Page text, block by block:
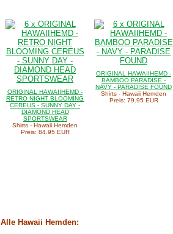
ORIGINAL HAWAIIHEMD -
RETRO NIGHT BLOOMING
CEREUS - SUNNY DAY -
DIAMOND HEAD
SPORTSWEAR
Shirts - Hawaii Hemden
Preis: 84.95 EUR
ORIGINAL HAWAIIHEMD -
BAMBOO PARADISE -
NAVY - PARADISE FOUND
Shirts - Hawaii Hemden
Preis: 79.95 EUR
Alle Hawaii Hemden: